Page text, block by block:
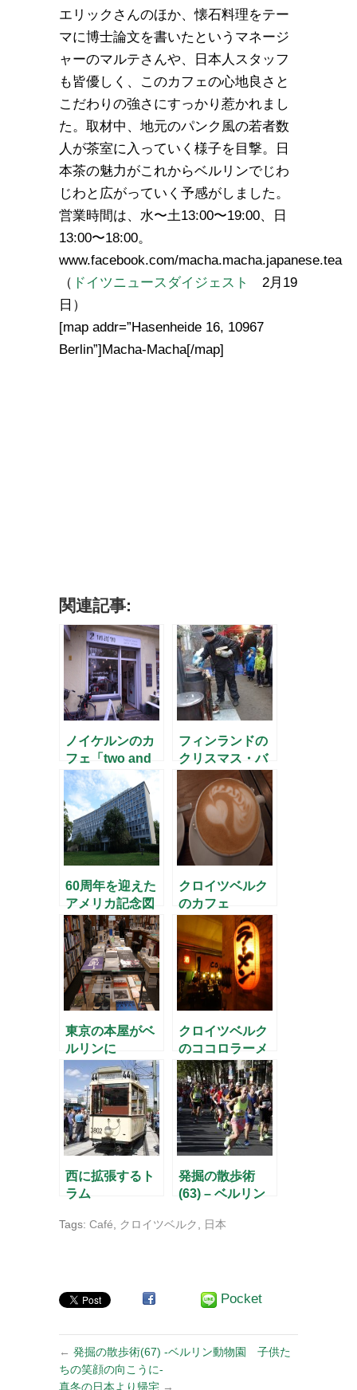
エリックさんのほか、懐石料理をテー
マに博士論文を書いたというマネージ
ャーのマルテさんや、日本人スタッフ
も皆優しく、このカフェの心地良さと
こだわりの強さにすっかり惹かれまし
た。取材中、地元のパンク風の若者数
人が茶室に入っていく様子を目撃。日
本茶の魅力がこれからベルリンでじわ
じわと広がっていく予感がしました。
営業時間は、水〜土13:00〜19:00、日
13:00〜18:00。
www.facebook.com/macha.macha.japanese.tea
（ ドイツニュースダイジェスト
2月19
日）
[map addr=”Hasenheide 16, 10967
Berlin”]Macha-Macha[/map]
関連記事:
ノイケルンのカ
フェ「two and
two」
フィンランドの
クリスマス・バ
60周年を迎えた
アメリカ記念図
書館
クロイツベルク
のカフェ
Chapter One
東京の本屋がベ
ルリンに
クロイツベルク
のココロラーメ
ン
西に拡張するト
ラム
発掘の散歩術
(63) – ベルリン
メ –
Tags: Café クロイツベルク 日本
Pocket
← 発掘の散歩術(67) -ベルリン動物園 子供た
ちの笑顔の向こうに-
真冬の日本より帰宅 →